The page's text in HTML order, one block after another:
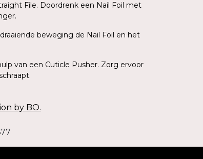
File. Doordrenk een Nail Foil met
beweging de Nail Foil en het
van een Cuticle Pusher. Zorg ervoor
by BO.